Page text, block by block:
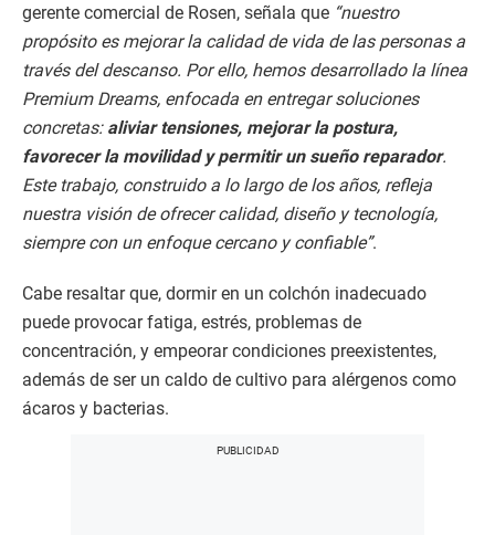
gerente comercial de Rosen, señala que “nuestro
propósito es mejorar la calidad de vida de las personas a
través del descanso. Por ello, hemos desarrollado la línea
Premium Dreams, enfocada en entregar soluciones
concretas: aliviar tensiones, mejorar la postura,
favorecer la movilidad y permitir un sueño reparador.
Este trabajo, construido a lo largo de los años, refleja
nuestra visión de ofrecer calidad, diseño y tecnología,
siempre con un enfoque cercano y confiable”.
Cabe resaltar que, dormir en un colchón inadecuado
puede provocar fatiga, estrés, problemas de
concentración, y empeorar condiciones preexistentes,
además de ser un caldo de cultivo para alérgenos como
ácaros y bacterias.